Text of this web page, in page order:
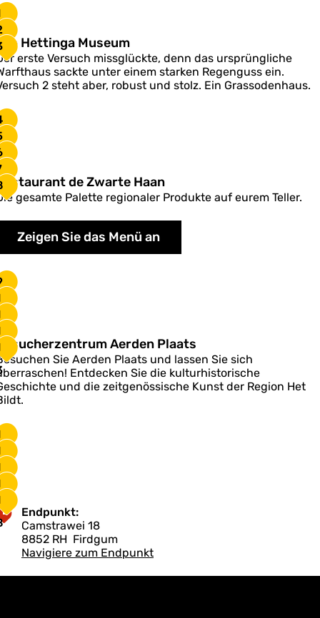
Hettinga Museum
erste Versuch missglückte, denn das ursprüngliche
sackte unter einem starken Regenguss ein.
2 steht aber, robust und stolz. Ein Grassodenhaus.
de Zwarte Haan
gesamte Palette regionaler Produkte auf eurem Teller.
Zeigen Sie das Menü an
Aerden Plaats
Sie Aerden Plaats und lassen Sie sich
Entdecken Sie die kulturhistorische
und die zeitgenössische Kunst der Region Het
Endpunkt:
Camstrawei 18
8852 RH Firdgum
Navigiere zum Endpunkt